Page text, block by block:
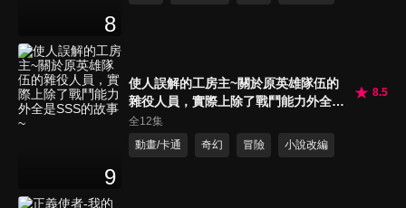
8
9
使人誤解的工房主~關於原英雄隊伍的
雜役人員，實際上除了戰鬥能力外全是
SSS的故事~
8.5
全12集
動畫/卡通
奇幻 冒險 小說改編